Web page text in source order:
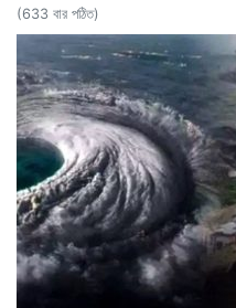
(633 বার পঠিত)